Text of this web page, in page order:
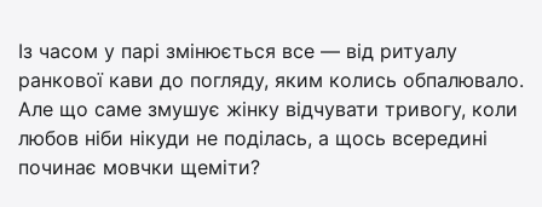
Із часом у парі змінюється все — від ритуалу
ранкової кави до погляду, яким колись обпалювало.
Але що саме змушує жінку відчувати тривогу, коли
любов ніби нікуди не поділась, а щось всередині
починає мовчки щеміти?